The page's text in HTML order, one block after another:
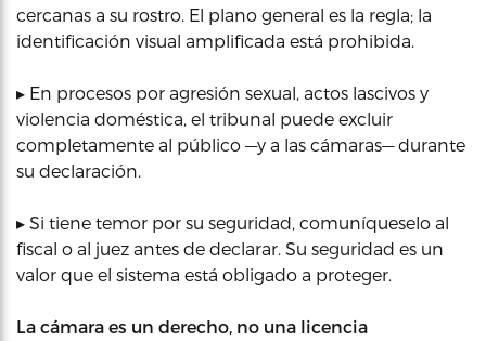
cercanas a su rostro. El plano general es la regla; la
identificación visual amplificada está prohibida.
▸ En procesos por agresión sexual, actos lascivos y
violencia doméstica, el tribunal puede excluir
completamente al público —y a las cámaras— durante
su declaración.
▸ Si tiene temor por su seguridad, comuníqueselo al
fiscal o al juez antes de declarar. Su seguridad es un
valor que el sistema está obligado a proteger.
La cámara es un derecho, no una licencia